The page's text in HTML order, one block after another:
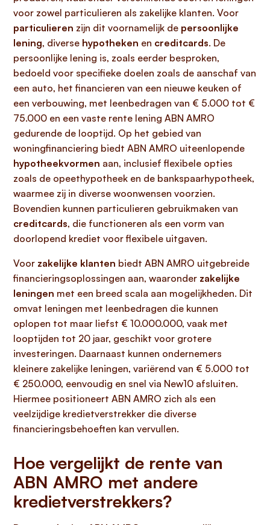
voor zowel particulieren als zakelijke klanten. Voor
particulieren zijn dit voornamelijk de persoonlijke
lening, diverse hypotheken en creditcards. De
persoonlijke lening is, zoals eerder besproken,
bedoeld voor specifieke doelen zoals de aanschaf van
een auto, het financieren van een nieuwe keuken of
een verbouwing, met leenbedragen van € 5.000 tot €
75.000 en een vaste rente lening ABN AMRO
gedurende de looptijd. Op het gebied van
woningfinanciering biedt ABN AMRO uiteenlopende
hypotheekvormen aan, inclusief flexibele opties
zoals de opeethypotheek en de bankspaarhypotheek,
waarmee zij in diverse woonwensen voorzien.
Bovendien kunnen particulieren gebruikmaken van
creditcards, die functioneren als een vorm van
doorlopend krediet voor flexibele uitgaven.
Voor zakelijke klanten biedt ABN AMRO uitgebreide
financieringsoplossingen aan, waaronder zakelijke
leningen met een breed scala aan mogelijkheden. Dit
omvat leningen met leenbedragen die kunnen
oplopen tot maar liefst € 10.000.000, vaak met
looptijden tot 20 jaar, geschikt voor grotere
investeringen. Daarnaast kunnen ondernemers
kleinere zakelijke leningen, variërend van € 5.000 tot
€ 250.000, eenvoudig en snel via New10 afsluiten.
Hiermee positioneert ABN AMRO zich als een
veelzijdige kredietverstrekker die diverse
financieringsbehoeften kan vervullen.
Hoe vergelijkt de rente van
ABN AMRO met andere
kredietverstrekkers?